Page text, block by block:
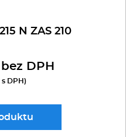
N ZAS 210
DPH
s DPH)